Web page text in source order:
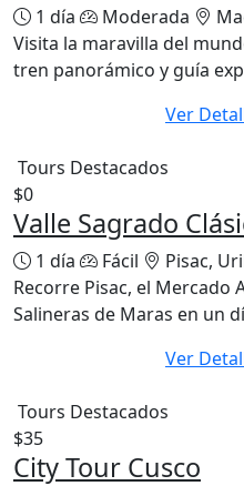
1 día Moderada
Visita la maravilla del
tren panorámico y guía
Ver
Tours Destacados
$0
Valle Sagrado
1 día Fácil
Pisac,
Recorre Pisac, el Mercado
Salineras de Maras en un
Ver
Tours Destacados
$35
City Tour Cusco